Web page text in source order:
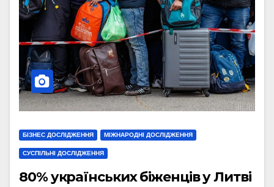
БІЗНЕС ДОСЛІДЖЕННЯ МІЖНАРОДНІ ДОСЛІДЖЕННЯ
СУСПІЛЬНІ ДОСЛІДЖЕННЯ
80% українських біженців у Литві